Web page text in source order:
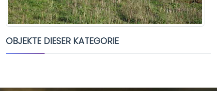
OBJEKTE DIESER KATEGORIE